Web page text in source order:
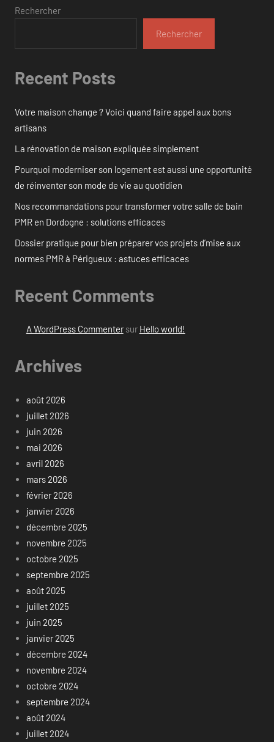
Rechercher
Rechercher
Recent Posts
Votre maison change ? Voici quand faire appel aux bons
artisans
La rénovation de maison expliquée simplement
Pourquoi moderniser son logement est aussi une opportunité
de réinventer son mode de vie au quotidien
Nos recommandations pour transformer votre salle de bain
PMR en Dordogne : solutions efficaces
Dossier pratique pour bien préparer vos projets d’mise aux
normes PMR à Périgueux : astuces efficaces
Recent Comments
A WordPress Commentersur Hello world!
Archives
août 2026
juillet 2026
juin 2026
mai 2026
avril 2026
mars 2026
février 2026
janvier 2026
décembre 2025
novembre 2025
octobre 2025
septembre 2025
août 2025
juillet 2025
juin 2025
janvier 2025
décembre 2024
novembre 2024
octobre 2024
septembre 2024
août 2024
juillet 2024